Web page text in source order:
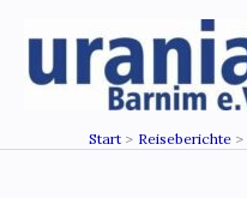
Inhalt
springen
Start Reiseberichte